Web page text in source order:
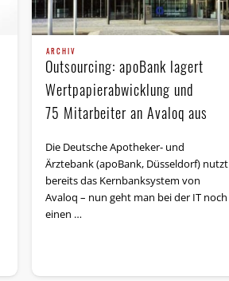
ARCHIV
Outsourcing: apoBank lagert
Wert­pa­pier­ab­wick­lung und
75 Mitarbeiter an Avaloq aus
Die Deutsche Apotheker- und
Ärztebank (apoBank, Düsseldorf) nutzt
bereits das Kernbanksystem von
Avaloq – nun geht man bei der IT noch
einen …